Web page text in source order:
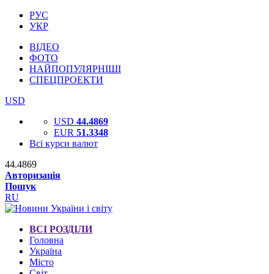
РУС
УКР
ВІДЕО
ФОТО
НАЙПОПУЛЯРНІШІ
СПЕЦПРОЕКТИ
USD
USD 44.4869
EUR 51.3348
Всі курси валют
44.4869
Авторизація
Пошук
RU
ВСІ РОЗДІЛИ
Головна
Україна
Місто